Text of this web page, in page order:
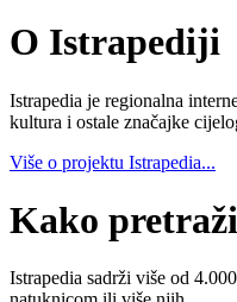
O Istrapediji
Istrapedia je regionalna
kultura i ostale značajke
Više o projektu Istrapedia...
Kako
Istrapedia sadrži više od